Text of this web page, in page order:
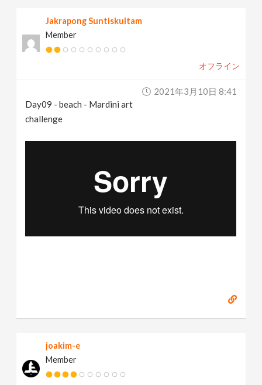
Jakrapong Suntiskultam
Member
オフライン
2021年3月10日 8:41
Day09 - beach - Mardini art
challenge
joakim-e
Member